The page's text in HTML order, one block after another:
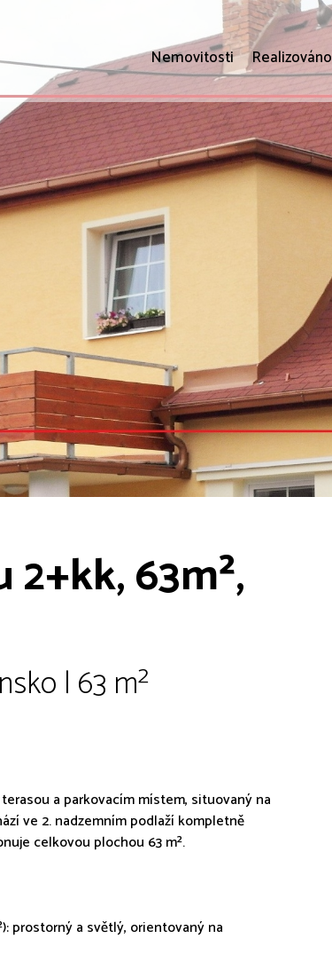
Nemovitosti Realizováno
63m²,
| 63 m²
a parkovacím místem, situovaný na
ve 2. nadzemním podlaží kompletně
celkovou plochou 63 m².
prostorný a světlý, orientovaný na